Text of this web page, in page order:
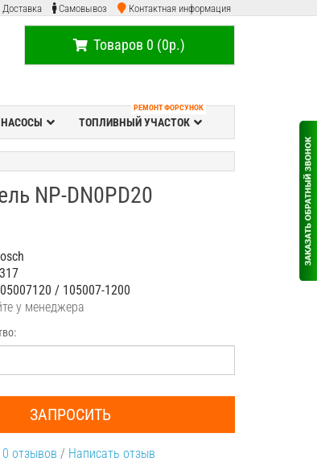
Доставка Самовывоз Контактная информация
Товаров 0 (0р.)
РЕМОНТ ФОРСУНОК
ТОПЛИВНЫЙ УЧАСТОК
NP-DN0PD20
/ 105007-1200
у менеджера
ЗАПРОСИТЬ
0 отзывов / Написать отзыв